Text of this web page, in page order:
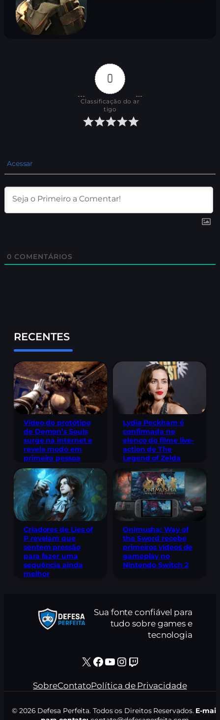
0
Classificação do ar
tigo
Acessar
0 COMENTÁRIOS
RECENTES
Vídeo do protótipo
de Demon’s Souls
surge na internet e
revela modo em
primeira pessoa
Lydia Peckham é
confirmada no
elenco do filme live-
action de The
Legend of Zelda
Criadores de Lies of
P revelam que
sentem pressão
para fazer uma
sequência ainda
melhor
Onimusha: Way of
the Sword recebe
primeiros vídeos de
gameplay no
Nintendo Switch 2
Sua fonte confiável para
tudo sobre games e
tecnologia
X Facebook Youtube Instagram Twitch
SobreContatoPolítica de Privacidade
© 2026 Defesa Perfeita. Todos os Direitos Reservados. E-mail